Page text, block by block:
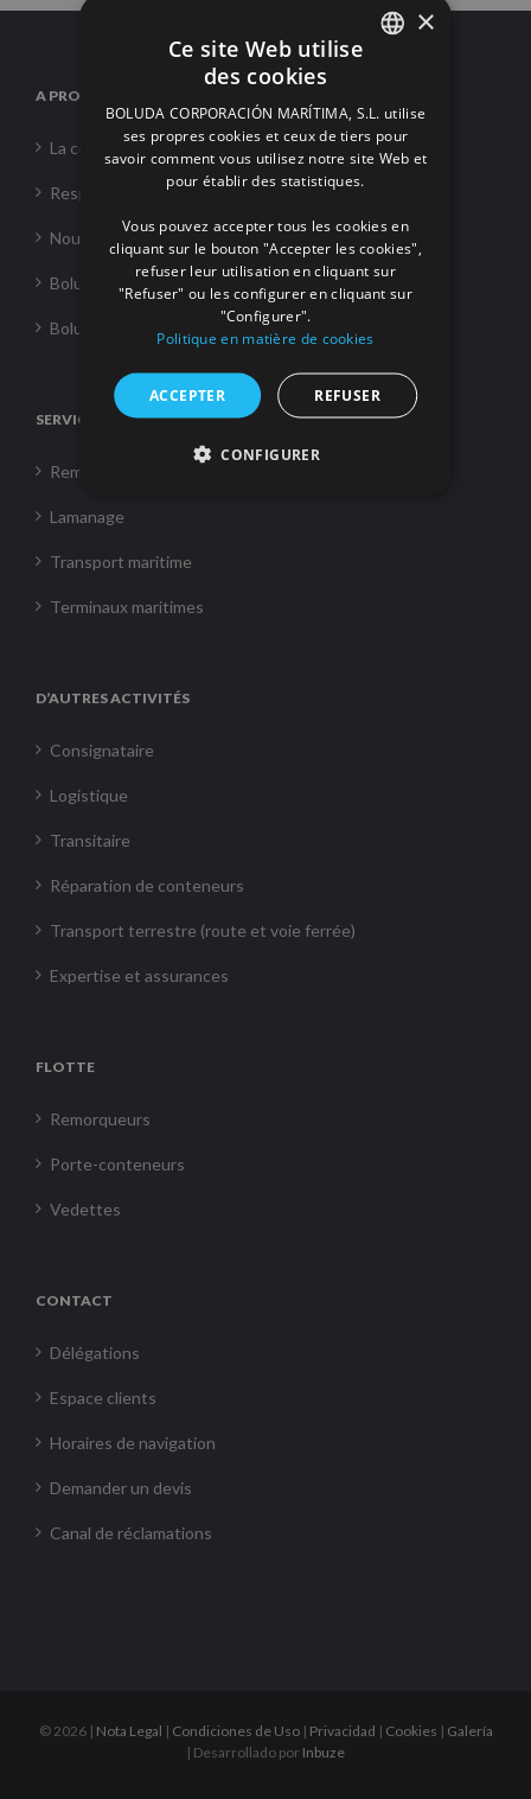
A PROPOS DE NOUS
La corporation
Responsabilité Sociale
Nouvelles
Boluda Towage
Boluda Shipping
SERVICES
Remorquage
Lamanage
Transport maritime
Terminaux maritimes
D’AUTRES ACTIVITÉS
Consignataire
Logistique
Transitaire
Réparation de conteneurs
Transport terrestre (route et voie ferrée)
Expertise et assurances
FLOTTE
Remorqueurs
Porte-conteneurs
Vedettes
CONTACT
Délégations
Espace clients
Horaires de navigation
Demander un devis
Canal de réclamations
© 2026 | Nota Legal | Condiciones de Uso| Privacidad | Cookies | Galería
| Desarrollado por Inbuze
ENGLISH
FRENCH
×
Ce site Web utilise
des cookies
BOLUDA CORPORACIÓN MARÍTIMA, S.L. utilise
ses propres cookies et ceux de tiers pour
savoir comment vous utilisez notre site Web et
pour établir des statistiques.
Vous pouvez accepter tous les cookies en
cliquant sur le bouton "Accepter les cookies",
refuser leur utilisation en cliquant sur
"Refuser" ou les configurer en cliquant sur
"Configurer".
Politique en matière de cookies
ACCEPTER REFUSER
CONFIGURER